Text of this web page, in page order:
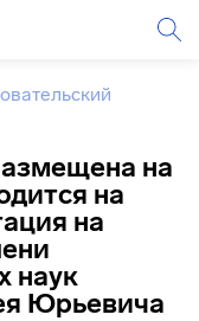
на
на
на
наук
Юрьевича